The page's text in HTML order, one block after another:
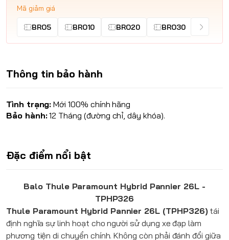
Mã giảm giá
BRO5 BRO10 BRO20 BRO30
Thông tin bảo hành
Tình trạng: Mới 100% chính hãng
Bảo hành:12 Tháng (đường chỉ, dây khóa).
Đặc điểm nổi bật
Balo Thule Paramount Hybrid Pannier 26L -
TPHP326
Thule Paramount Hybrid Pannier 26L (TPHP326)tái
định nghĩa sự linh hoạt cho người sử dụng xe đạp làm
phương tiện di chuyển chính. Không còn phải đánh đổi giữa